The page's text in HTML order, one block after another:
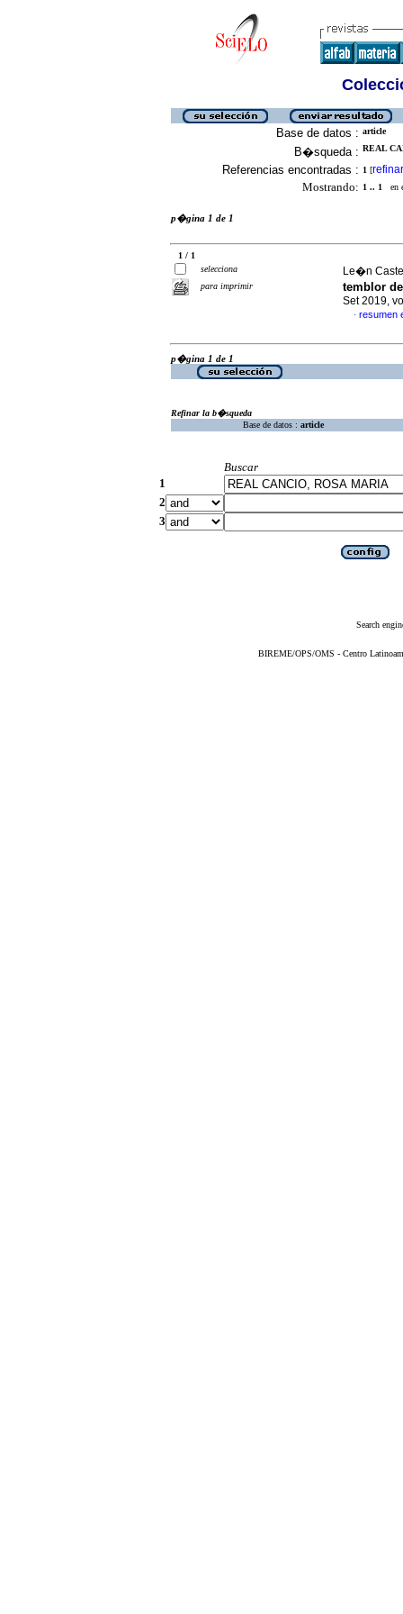
Base de datos : article
B�squeda : REAL
Referencias encontradas : 1 [refinar
Mostrando: 1 .. 1 en
p�gina 1 de 1
1 / 1
selecciona
para imprimir
Le�n
temblor
Set 2019,
· resumen
p�gina 1 de 1
Refinar la b�squeda
Base de datos : article
Buscar
1
2
3
Search
BIREME/OPS/OMS - Centro